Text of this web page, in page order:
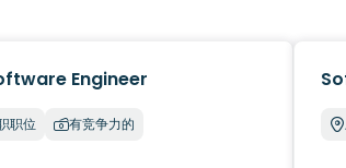
Engineer
职位 有竞争力的